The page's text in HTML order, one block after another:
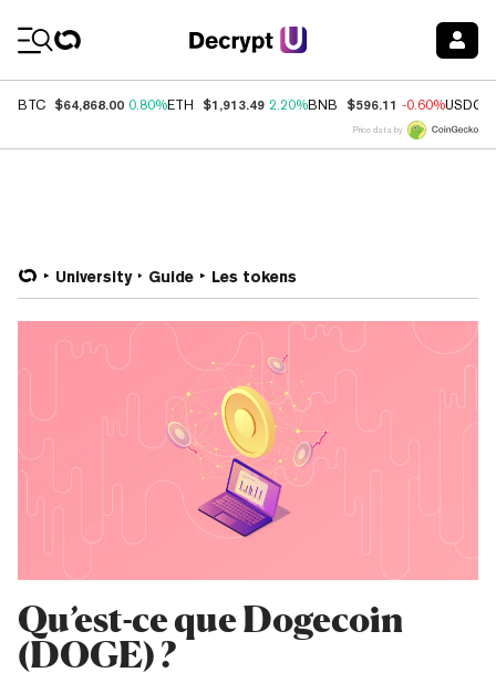
BTC $64,868.00 0.80%ETH $1,913.49 2.20%BNB $596.11 -0.60%USDC
Price data by
University Guide Les tokens
Qu’est-ce que Dogecoin
(DOGE) ?